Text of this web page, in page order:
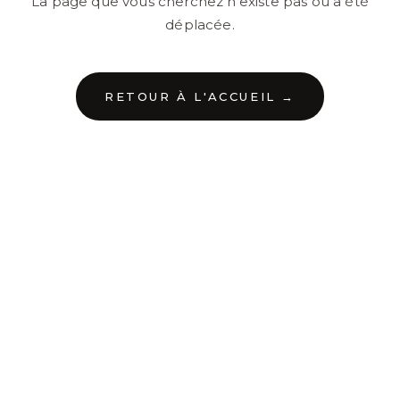
déplacée.
RETOUR À L'ACCUEIL →